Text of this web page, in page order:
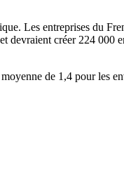
Les entreprises du
créer 224 000
de 1,4 pour les